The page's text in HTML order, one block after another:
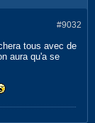
#9032
tous avec de
aura qu'a se